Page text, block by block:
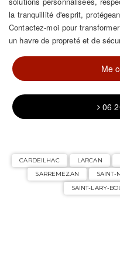
la tranquillité d'esprit,
Contactez-moi pour
un havre de propreté et de
Me
06
CARDEILHAC LARCAN
SARREMEZAN
SAINT-
SAINT-LARY-